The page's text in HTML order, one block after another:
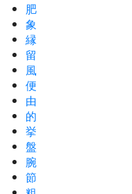
肥
象
縁
留
風
便
由
的
挙
盤
腕
節